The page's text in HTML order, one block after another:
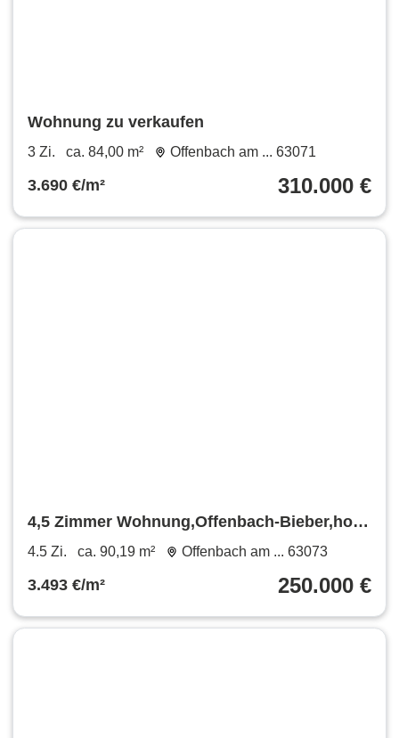
Wohnung zu verkaufen
3 Zi. ca. 84,00 m² Offenbach am ... 63071
3.690 €/m² 310.000 €
4,5 Zimmer Wohnung,Offenbach-Bieber,hohe
Rücklagen,Garage extra.
4.5 Zi. ca. 90,19 m² Offenbach am ... 63073
3.493 €/m² 250.000 €